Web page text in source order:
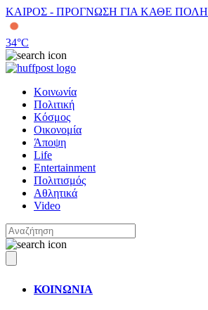
ΚΑΙΡΟΣ - ΠΡΟΓΝΩΣΗ ΓΙΑ ΚΑΘΕ ΠΟΛΗ
34°C
Κοινωνία
Πολιτική
Κόσμος
Οικονομία
Άποψη
Life
Entertainment
Πολιτισμός
Αθλητικά
Video
ΚΟΙΝΩΝΙΑ